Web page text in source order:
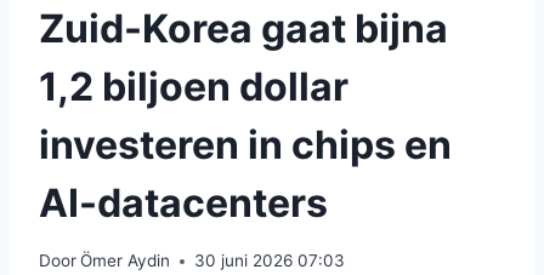
Zuid-Korea gaat bijna
1,2 biljoen dollar
investeren in chips en
AI-datacenters
DoorÖmer Aydin 30 juni 2026 07:03